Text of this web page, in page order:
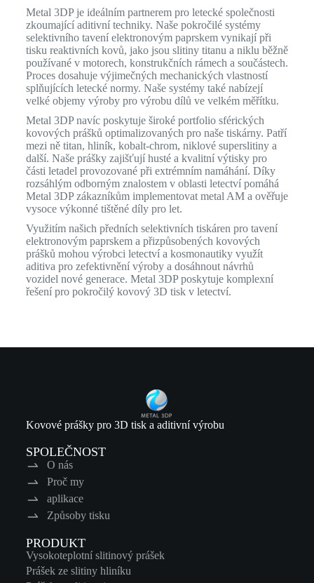
Metal 3DP je ideálním partnerem pro letecké společnosti
zkoumající aditivní techniky. Naše pokročilé systémy
selektivního tavení elektronovým paprskem vynikají při
tisku reaktivních kovů, jako jsou slitiny titanu a niklu běžně
používané v motorech, konstrukčních rámech a součástech.
Proces dosahuje výjimečných mechanických vlastností
splňujících letecké normy. Naše systémy také nabízejí
velké objemy výroby pro výrobu dílů ve velkém měřítku.
Metal 3DP navíc poskytuje široké portfolio sférických
kovových prášků optimalizovaných pro naše tiskárny. Patří
mezi ně titan, hliník, kobalt-chrom, niklové superslitiny a
další. Naše prášky zajišťují husté a kvalitní výtisky pro
části letadel provozované při extrémním namáhání. Díky
rozsáhlým odborným znalostem v oblasti letectví pomáhá
Metal 3DP zákazníkům implementovat metal AM a ověřuje
vysoce výkonné tištěné díly pro let.
Využitím našich předních selektivních tiskáren pro tavení
elektronovým paprskem a přizpůsobených kovových
prášků mohou výrobci letectví a kosmonautiky využít
aditiva pro zefektivnění výroby a dosáhnout návrhů
vozidel nové generace. Metal 3DP poskytuje komplexní
řešení pro pokročilý kovový 3D tisk v letectví.
Kovové prášky pro 3D tisk a aditivní výrobu
SPOLEČNOST
O nás
Proč my
aplikace
Způsoby tisku
PRODUKT
Vysokoteplotní slitinový prášek
Prášek ze slitiny hliníku